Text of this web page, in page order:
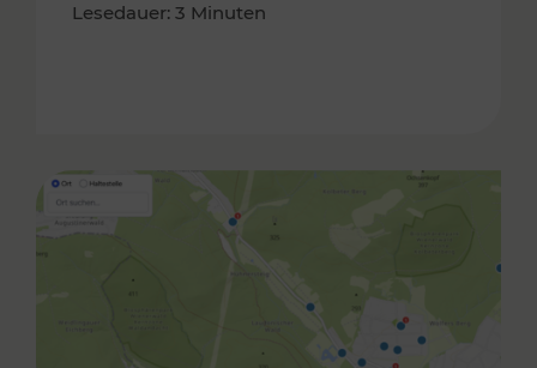
Lesedauer: 3 Minuten